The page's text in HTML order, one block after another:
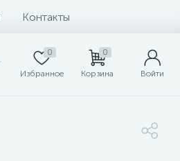
Контакты
0
Избранное
0
Корзина Войти